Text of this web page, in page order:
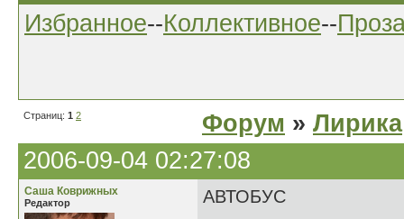
Избранное--Коллективное--
Страниц: 1 2 Форум » Лирика
2006-09-04 02:27:08
Саша Коврижных
Редактор АВТОБУС